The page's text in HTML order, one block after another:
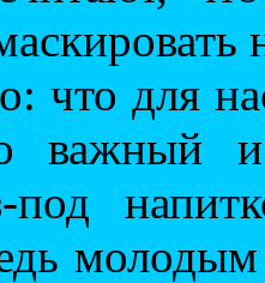
что для
важный и
под